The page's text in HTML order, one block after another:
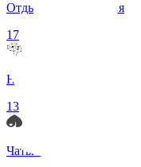
Отдых и Развлечения
17
Нейросети и ИИ
13
Чаты по интересам